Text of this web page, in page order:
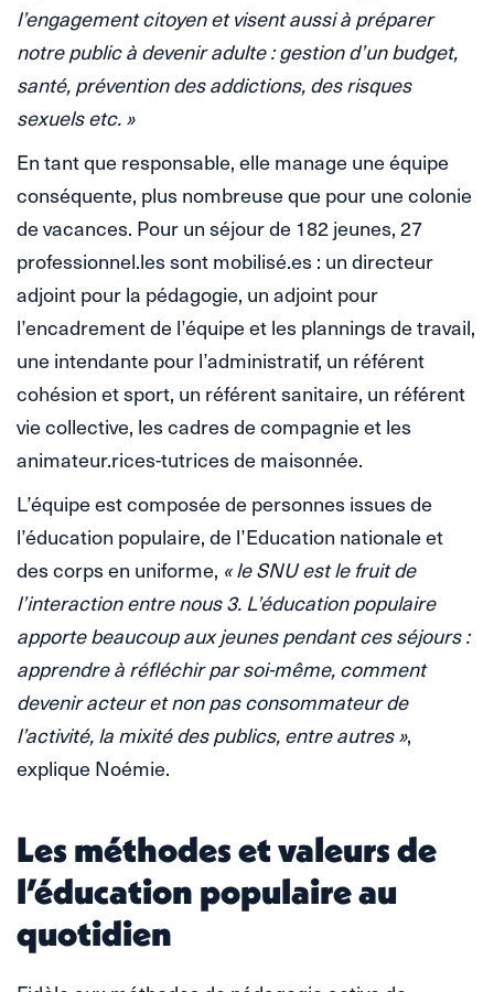
l’engagement citoyen et visent aussi à préparer
notre public à devenir adulte : gestion d’un budget,
santé, prévention des addictions, des risques
sexuels etc. »
En tant que responsable, elle manage une équipe
conséquente, plus nombreuse que pour une colonie
de vacances. Pour un séjour de 182 jeunes, 27
professionnel.les sont mobilisé.es : un directeur
adjoint pour la pédagogie, un adjoint pour
l’encadrement de l’équipe et les plannings de travail,
une intendante pour l’administratif, un référent
cohésion et sport, un référent sanitaire, un référent
vie collective, les cadres de compagnie et les
animateur.rices-tutrices de maisonnée.
L’équipe est composée de personnes issues de
l’éducation populaire, de l’Education nationale et
des corps en uniforme, « le SNU est le fruit de
l’interaction entre nous 3. L’éducation populaire
apporte beaucoup aux jeunes pendant ces séjours :
apprendre à réfléchir par soi-même, comment
devenir acteur et non pas consommateur de
l’activité, la mixité des publics, entre autres »,
explique Noémie.
Les méthodes et valeurs de
l’éducation populaire au
quotidien